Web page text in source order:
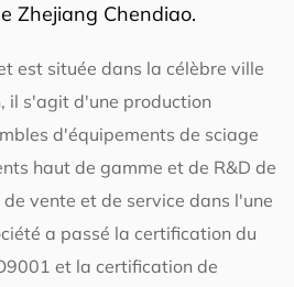
Zhejiang Chendiao.
est située dans la célèbre ville
il s'agit d'une production
d'équipements de sciage
haut de gamme et de R&D de
vente et de service dans l'une
a passé la certification du
et la certification de